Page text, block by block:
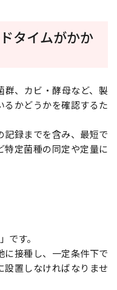
タイムがかか
、カビ・酵母など、製
るかどうかを確認するた
記録までを含み、最短で
特定菌種の同定や定量に
です。
に接種し、一定条件下で
置しなければなりませ